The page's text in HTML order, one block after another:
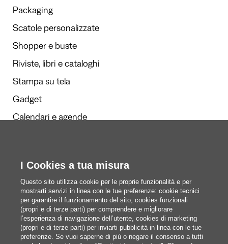
Packaging
Scatole personalizzate
Shopper e buste
Riviste, libri e cataloghi
Stampa su tela
Gadget
Calendari e agende
Redazione
Questi siamo noi
blog@pixartprinting.com
I Cookies a tua misura
Questo sito utilizza cookie per le proprie funzionalità e per
mostrarti servizi in linea con le tue preferenze: cookie tecnici
per garantire il funzionamento del sito, cookies funzionali
(propri e di terze parti) per comprendere e migliorare
l’esperienza di navigazione dell’utente, cookies di marketing
(propri e di terze parti) per inviarti pubblicità in linea con le tue
preferenze. Se vuoi saperne di più o negare il consenso a tutti